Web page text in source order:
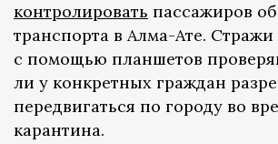
контролировать пассажиров
транспорта в Алма-Ате.
с помощью планшетов
ли у конкретных граждан
передвигаться по городу во
карантина.